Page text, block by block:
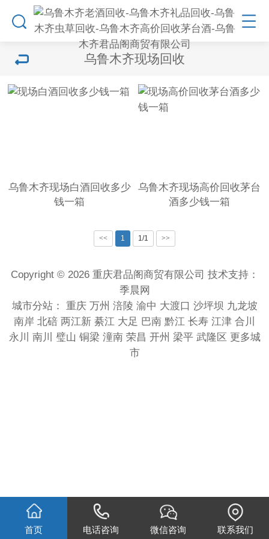
乌鲁木齐现场回收
乌鲁木齐现场白酒回收多少
钱一箱
乌鲁木齐现场高价回收茅台
酒多少钱一箱
<< 1 1/1 >>
Copyright © 2026 重庆君品阁商贸有限公司 技术支持：
季晨网
城市分站： 重庆 万州 涪陵 渝中 大渡口 沙坪坝 九龙坡
南岸 北碚 两江新 綦江 大足 巴南 黔江 长寿 江津 合川
永川
南川 璧山 铜梁 潼南 荣昌 开州 梁平 武隆区 更多城
市
首页 电话咨询 微信咨询 联系我们